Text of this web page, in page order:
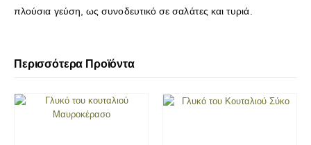
πλούσια γεύση, ως συνοδευτικό σε σαλάτες και τυριά.
Περισσότερα Προϊόντα